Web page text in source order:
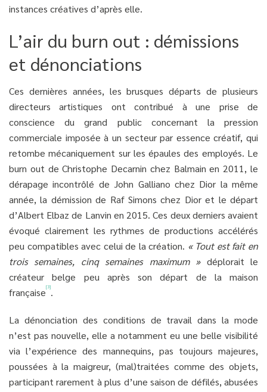
instances créatives d’après elle.
L’air du burn out : démissions
et dénonciations
Ces dernières années, les brusques départs de plusieurs
directeurs artistiques ont contribué à une prise de
conscience du grand public concernant la pression
commerciale imposée à un secteur par essence créatif, qui
retombe mécaniquement sur les épaules des employés. Le
burn out de Christophe Decarnin chez Balmain en 2011, le
dérapage incontrôlé de John Galliano chez Dior la même
année, la démission de Raf Simons chez Dior et le départ
d’Albert Elbaz de Lanvin en 2015. Ces deux derniers avaient
évoqué clairement les rythmes de productions accélérés
peu compatibles avec celui de la création. « Tout est fait en
trois semaines, cinq semaines maximum »déplorait le
créateur belge peu après son départ de la maison
française[3].
La dénonciation des conditions de travail dans la mode
n’est pas nouvelle, elle a notamment eu une belle visibilité
via l’expérience des mannequins, pas toujours majeures,
poussées à la maigreur, (mal)traitées comme des objets,
participant rarement à plus d’une saison de défilés, abusées